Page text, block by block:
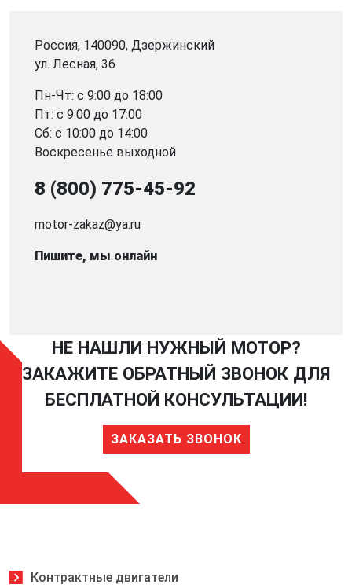
Россия, 140090, Дзержинский
ул. Лесная, 36
Пн-Чт: с 9:00 до 18:00
Пт: с 9:00 до 17:00
Сб: с 10:00 до 14:00
Воскресенье выходной
8 (800) 775-45-92
motor-zakaz@ya.ru
Пишите, мы онлайн
НЕ НАШЛИ НУЖНЫЙ МОТОР?
ЗАКАЖИТЕ ОБРАТНЫЙ ЗВОНОК ДЛЯ
БЕСПЛАТНОЙ КОНСУЛЬТАЦИИ!
ЗАКАЗАТЬ ЗВОНОК
Контрактные двигатели